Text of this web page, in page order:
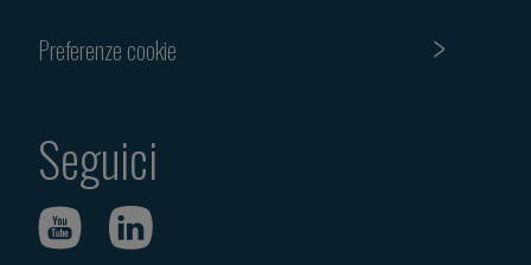
Preferenze cookie
Seguici